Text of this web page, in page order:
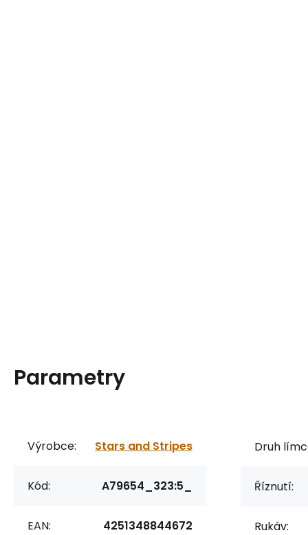
Parametry
Výrobce: Stars and Stripes
Kód: A79654_323:5_
EAN: 4251348844672
Druh
Říznutí:
Rukáv: